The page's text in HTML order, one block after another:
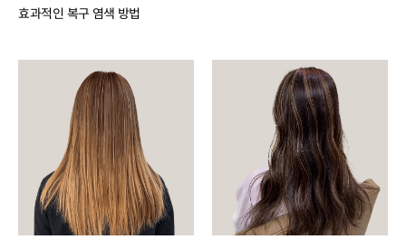
효과적인 복구 염색 방법